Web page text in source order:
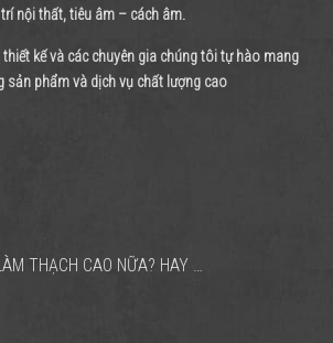
nội thất, tiêu âm – cách âm.
kế và các chuyên gia chúng tôi tự hào mang
sản phẩm và dịch vụ chất lượng cao
THẠCH CAO NỮA? HAY …